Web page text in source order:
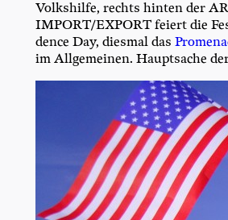
Volks­hil­fe, rechts hin­ten der
IMPORT/EXPORT fei­ert die
dence Day, dies­mal das
im All­ge­mei­nen. Haupt­sa­che